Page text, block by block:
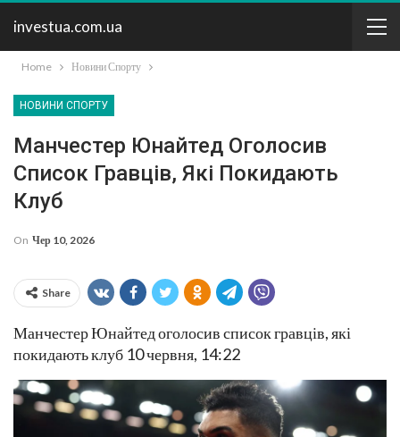
investua.com.ua
Home Новини Спорту
НОВИНИ СПОРТУ
Манчестер Юнайтед Оголосив
Список Гравців, Які Покидають
Клуб
On Чер 10, 2026
Share
Манчестер Юнайтед оголосив список гравців, які
покидають клуб 10 червня, 14:22